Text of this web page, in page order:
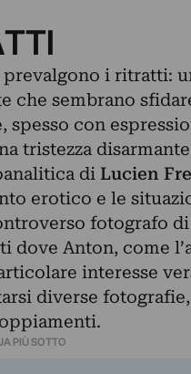
i ritratti:
che sembrano
spesso con
tristezza
di Lucien
erotico e le
fotografo
dove Anton, come
interesse
diverse
PIÙ SOTTO